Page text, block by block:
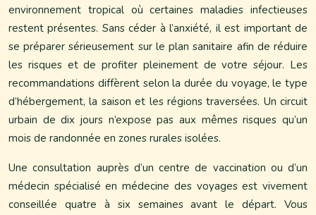
environnement tropical où certaines maladies infectieuses
restent présentes. Sans céder à l’anxiété, il est important de
se préparer sérieusement sur le plan sanitaire afin de réduire
les risques et de profiter pleinement de votre séjour. Les
recommandations diffèrent selon la durée du voyage, le type
d’hébergement, la saison et les régions traversées. Un circuit
urbain de dix jours n’expose pas aux mêmes risques qu’un
mois de randonnée en zones rurales isolées.
Une consultation auprès d’un centre de vaccination ou d’un
médecin spécialisé en médecine des voyages est vivement
conseillée quatre à six semaines avant le départ. Vous